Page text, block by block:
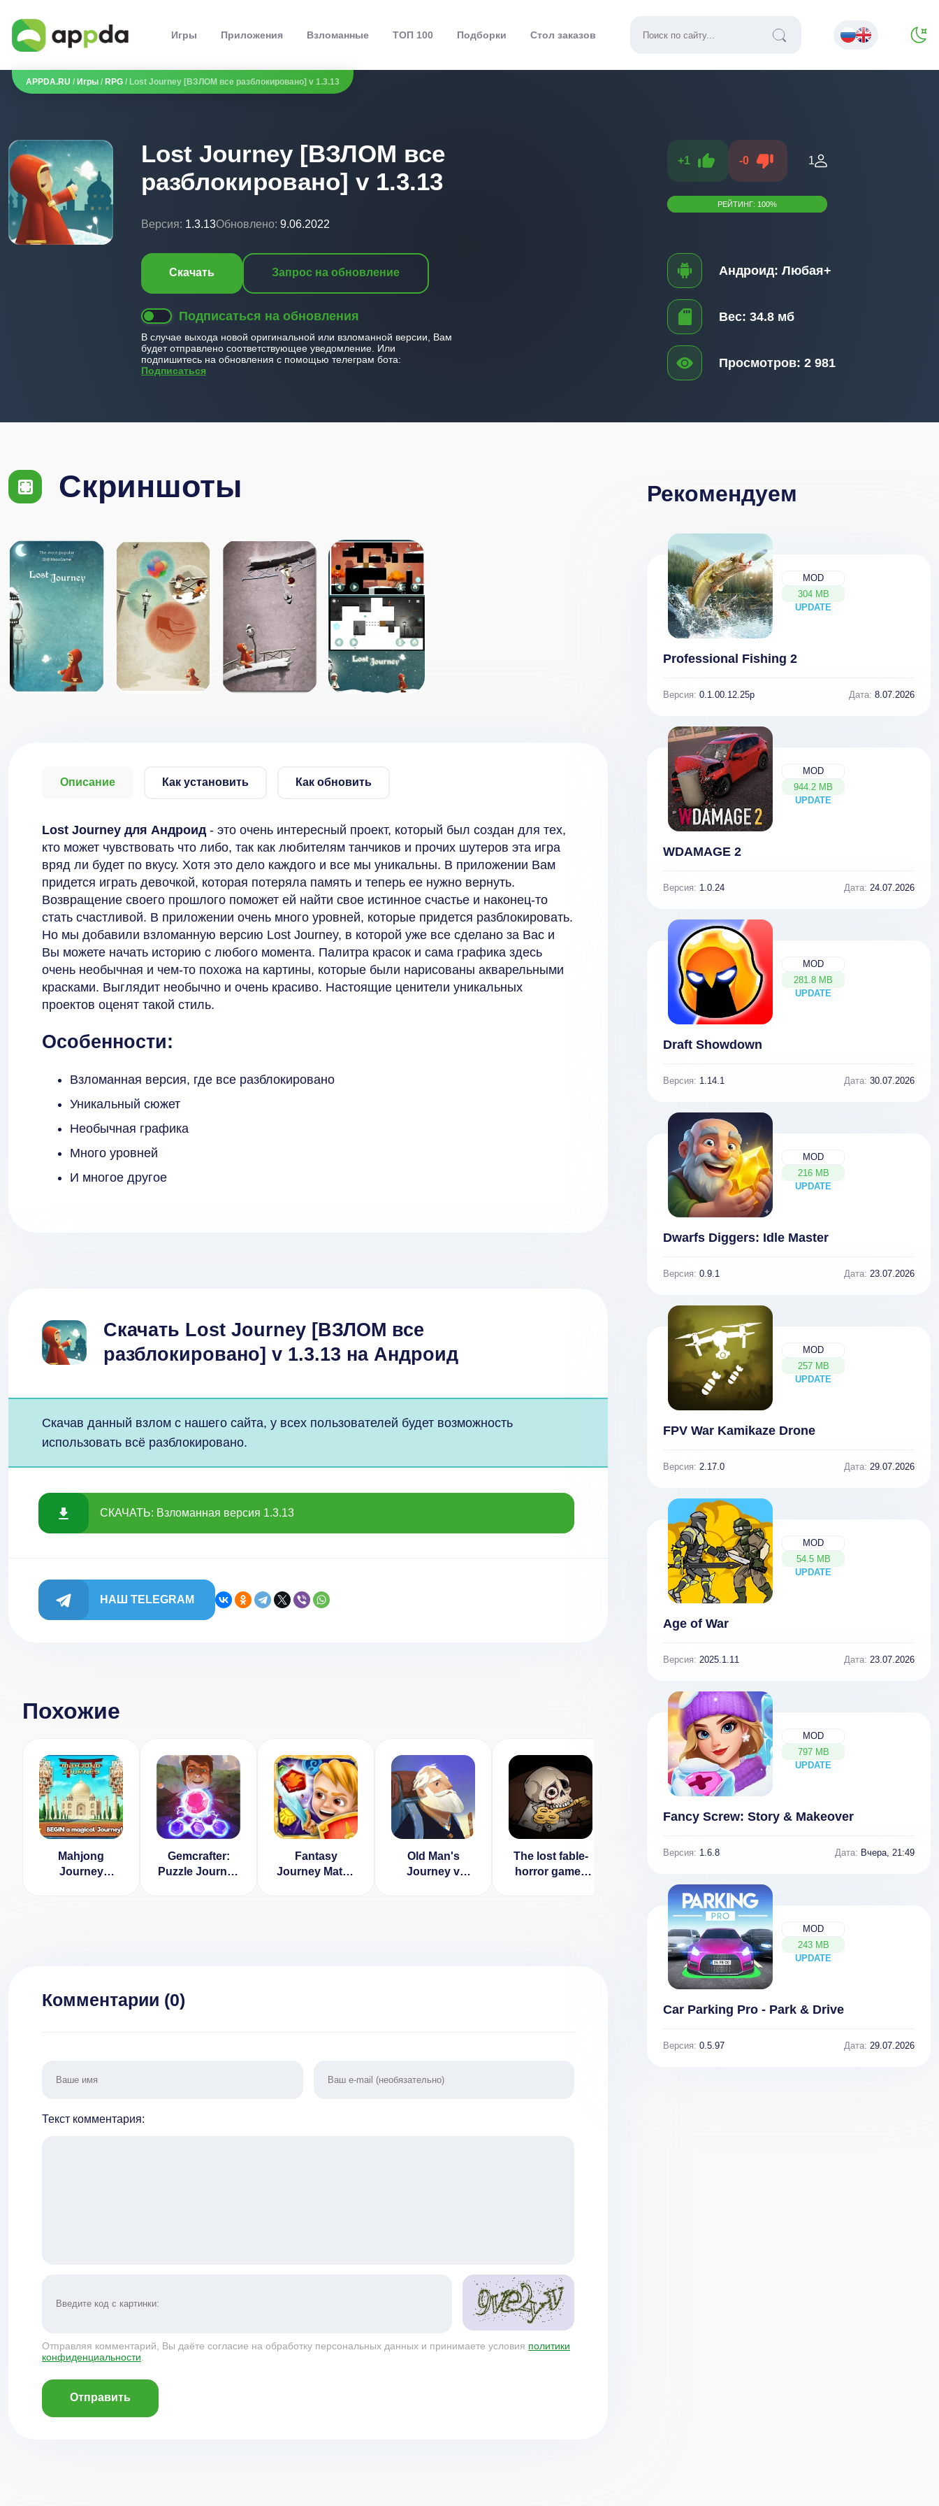
Игры Приложения Взломанные ТОП 100 Подборки Стол заказов
APPDA.RU / Игры / RPG / Lost Journey [ВЗЛОМ все разблокировано] v 1.3.13
Lost Journey [ВЗЛОМ все
разблокировано] v 1.3.13
Версия: 1.3.13Обновлено: 9.06.2022
Скачать Запрос на обновление
Подписаться на обновления
В случае выхода новой оригинальной или взломанной версии, Вам
будет отправлено соответствующее уведомление. Или
подпишитесь на обновления с помощью телеграм бота:
Подписаться
+1 -0 1
РЕЙТИНГ: 100%
Андроид: Любая+
Вес: 34.8 мб
Просмотров: 2 981
Скриншоты
Описание Как установить Как обновить
Lost Journey для Андроид - это очень интересный проект, который был создан для тех,
кто может чувствовать что либо, так как любителям танчиков и прочих шутеров эта игра
вряд ли будет по вкусу. Хотя это дело каждого и все мы уникальны. В приложении Вам
придется играть девочкой, которая потеряла память и теперь ее нужно вернуть.
Возвращение своего прошлого поможет ей найти свое истинное счастье и наконец-то
стать счастливой. В приложении очень много уровней, которые придется разблокировать.
Но мы добавили взломанную версию Lost Journey, в которой уже все сделано за Вас и
Вы можете начать историю с любого момента. Палитра красок и сама графика здесь
очень необычная и чем-то похожа на картины, которые были нарисованы акварельными
красками. Выглядит необычно и очень красиво. Настоящие ценители уникальных
проектов оценят такой стиль.
Особенности:
Взломанная версия, где все разблокировано
Уникальный сюжет
Необычная графика
Много уровней
И многое другое
Скачать Lost Journey [ВЗЛОМ все
разблокировано] v 1.3.13 на Андроид
Скачав данный взлом с нашего сайта, у всех пользователей будет возможность
использовать всё разблокировано.
СКАЧАТЬ: Взломанная версия 1.3.13
НАШ TELEGRAM
Похожие
Mahjong
Journey
Gemcrafter:
Puzzle Journey
Fantasy
Journey Match
Old Man's
Journey v
The lost fable-
horror games
Antiquia Lost v
Много денег]
Комментарии (0)
Текст комментария:
Отправляя комментарий, Вы даёте согласие на обработку персональных данных и принимаете условия политики
конфиденциальности
Отправить
Рекомендуем
MOD
304 MB
UPDATE
NEW
Professional Fishing 2
Версия: 0.1.00.12.25p Дата: 8.07.2026
MOD
944.2 MB
UPDATE
NEW
WDAMAGE 2
Версия: 1.0.24 Дата: 24.07.2026
MOD
281.8 MB
UPDATE
NEW
Draft Showdown
Версия: 1.14.1 Дата: 30.07.2026
MOD
216 MB
UPDATE
NEW
Dwarfs Diggers: Idle Master
Версия: 0.9.1 Дата: 23.07.2026
MOD
257 MB
UPDATE
NEW
FPV War Kamikaze Drone
Версия: 2.17.0 Дата: 29.07.2026
MOD
54.5 MB
UPDATE
NEW
Age of War
Версия: 2025.1.11 Дата: 23.07.2026
MOD
797 MB
UPDATE
NEW
Fancy Screw: Story & Makeover
Версия: 1.6.8 Дата: Вчера, 21:49
MOD
243 MB
UPDATE
NEW
Car Parking Pro - Park & Drive
Версия: 0.5.97 Дата: 29.07.2026